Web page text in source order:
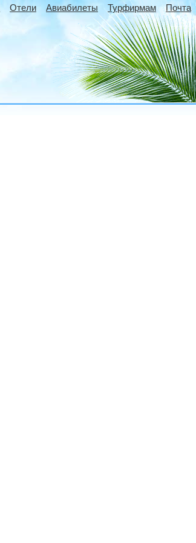
Отели Авиабилеты Турфирмам Почта